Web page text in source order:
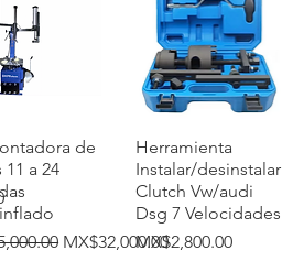
速瀏覽
de
11 a 24
格
促銷價格
MX$32,000.00
快速瀏覽
Herramienta
Instalar/desinstalar
Clutch Vw/audi
Dsg 7 Velocidades
價格
MX$2,800.00